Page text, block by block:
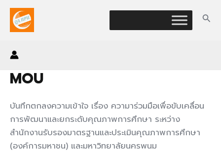
Skip
content
MOU
บันทึกตกลงความเข้าใจ เรื่อง ความาร่วมมือเพื่อขับเคลื่อน
การพัฒนาและยกระดับคุณภาพการศึกษา ระหว่าง
สำนักงานรับรองมาตรฐานและประเมินคุณภาพการศึกษา
(องค์การมหาชน) และมหาวิทยาลัยนครพนม